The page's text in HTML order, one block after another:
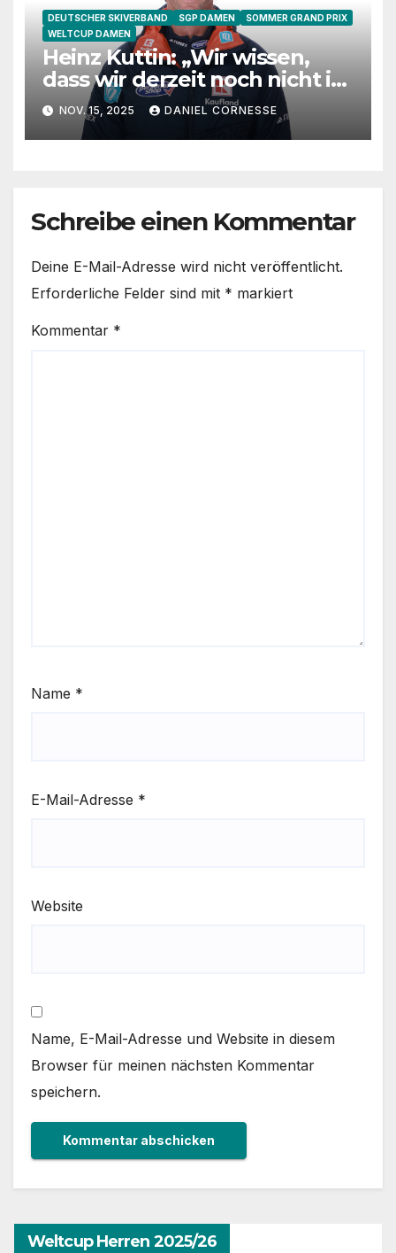
DEUTSCHER SKIVERBAND SGP DAMEN
SOMMER GRAND PRIX
WELTCUP DAMEN
Heinz Kuttin: „Wir wissen,
dass wir derzeit noch nicht in
Hochform sind“
NOV. 15, 2025 DANIEL CORNESSE
Schreibe einen Kommentar
Deine E-Mail-Adresse wird nicht veröffentlicht.
Erforderliche Felder sind mit * markiert
Kommentar *
Name *
E-Mail-Adresse *
Website
Name, E-Mail-Adresse und Website in diesem
Browser für meinen nächsten Kommentar
speichern.
Weltcup Herren 2025/26